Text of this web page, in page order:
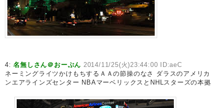
4:名無しさん＠おーぷん 2014/11/25(火)23:44:00 ID:aeC
ネーミングライツかけもちするＡＡの節操のなさ ダラスのアメリカ
ンエアラインズセンター NBAマーベリックスとNHLスターズの本拠